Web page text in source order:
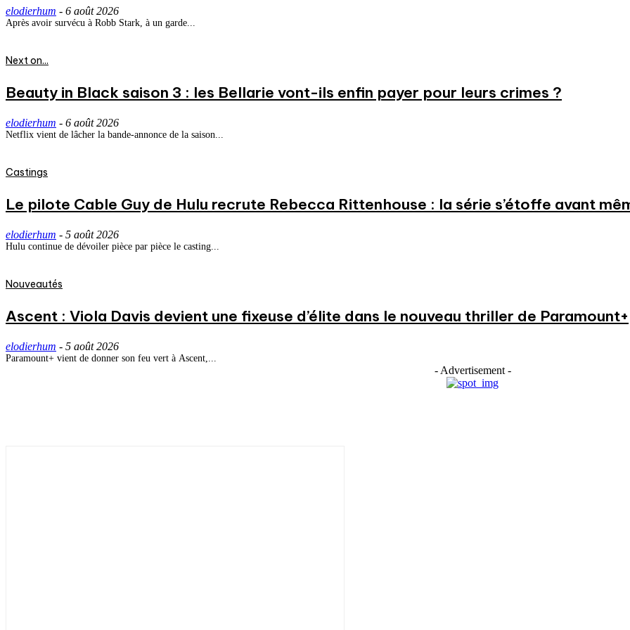
elodierhum - 6 août 2026
Après avoir survécu à Robb Stark, à un garde...
Next on...
Beauty in Black saison 3 : les Bellarie vont-ils enfin payer pour leurs crimes ?
elodierhum - 6 août 2026
Netflix vient de lâcher la bande-annonce de la saison...
Castings
Le pilote Cable Guy de Hulu recrute Rebecca Rittenhouse : la série s’étoffe avant
elodierhum - 5 août 2026
Hulu continue de dévoiler pièce par pièce le casting...
Nouveautés
Ascent : Viola Davis devient une fixeuse d’élite dans le nouveau thriller de Paramount+
elodierhum - 5 août 2026
Paramount+ vient de donner son feu vert à Ascent,...
- Advertisement -